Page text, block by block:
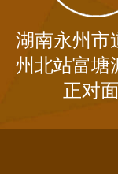
湖南永州市
州北站富塘
正对面